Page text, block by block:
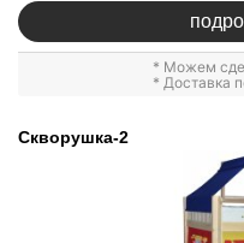
* Можем
* Доставка
Скворушка-2